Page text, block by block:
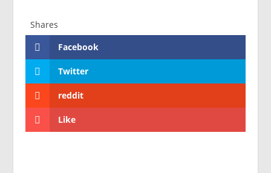
Shares
Facebook
Twitter
reddit
Like